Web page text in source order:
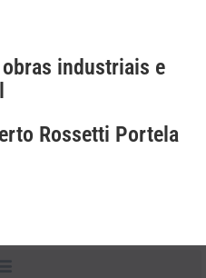
industriais e
Rossetti Portela